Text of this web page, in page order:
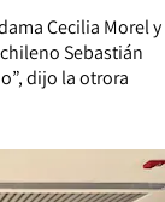
Cecilia Morel y
Sebastián
dijo la otrora